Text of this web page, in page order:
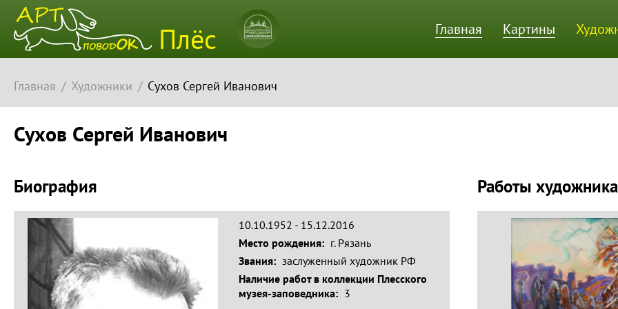
Плёс
Плёсский
музей-
заповедник
Главная Картины
Главная Художники Сухов Сергей Иванович
Сухов Сергей Иванович
Биография
10.10.1952 - 15.12.2016
Место рождения: г. Рязань
Звания: заслуженный художник РФ
Наличие работ в коллекции Плесского
музея-заповедника: 3
Работы художника